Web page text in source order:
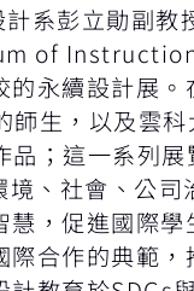
系彭立勛副教
of
永續設計展
生，以及雲
；這一系列
、社會、公
，促進國際
合作的典範